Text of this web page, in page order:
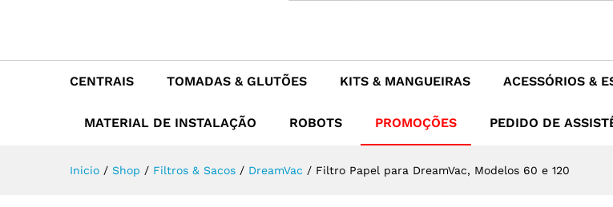
CENTRAIS TOMADAS & GLUTÕES KITS & MANGUEIRAS ACESSÓRIOS &
MATERIAL DE INSTALAÇÃO ROBOTS PROMOÇÕES PEDIDO DE
Inicio / Shop / Filtros & Sacos / DreamVac / Filtro Papel para DreamVac, Modelos 60 e 120